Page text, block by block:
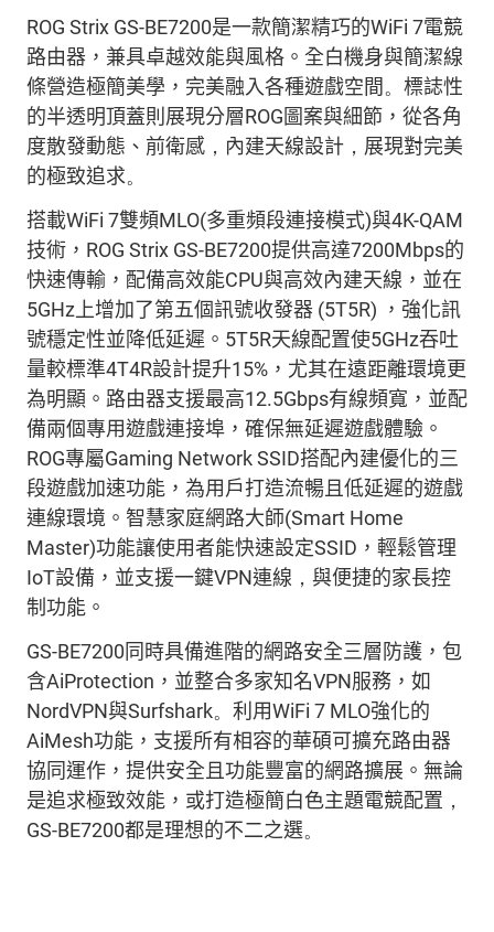
ROG Strix GS-BE7200是一款簡潔精巧的WiFi 7電競
路由器，兼具卓越效能與風格。全白機身與簡潔線
條營造極簡美學，完美融入各種遊戲空間。 標誌性
的半透明頂蓋則 展現分層ROG圖案與細節，從各角
度散發動態 、前衛感 ， 內建天線設計 ， 展現對完美
的極致追求。
搭載WiFi 7雙頻MLO(多重頻段連接模式)與4K-QAM
技術， ROG Strix GS-BE7200提供高達7200Mbps的
快速傳輸，配備高效能CPU與高效內建天線，並在
5GHz上增加了第五個訊號收發器 (5T5R) ，強化訊
號穩定性並降低延遲。 5T5R天線配置使5GHz吞吐
量較標準4T4R設計提升15% ，尤其在遠距離環境更
為明顯。路由器支援最高12.5Gbps有線頻寬，並配
備兩個專用遊戲連接埠，確保無延遲遊戲體驗。
ROG專屬Gaming NetworkSSID搭配內建優化的三
段遊戲加速功能 ，為用戶打造流暢且低延遲的遊戲
連線環境。 智慧家庭網路大師(Smart Home
Master)功能讓使用者能快速設定SSID ，輕鬆管理
IoT設備，並支援一鍵VPN連線 ， 與便捷的家長控
制功能。
GS-BE7200同時具備進階的網路安全三層防護，包
含AiProtection ，並整合多家知名VPN服務，如
NordVPN與Surfshark。 利用WiFi 7 MLO強化的
AiMesh功能 ，支援所有相容的華碩可擴充路由器
協同運作，提供安全且功能豐富的網路擴展 。無論
是追求極致效能 ，或打造極簡白色主題電競配置 ，
GS-BE7200都是理想的不二之選。